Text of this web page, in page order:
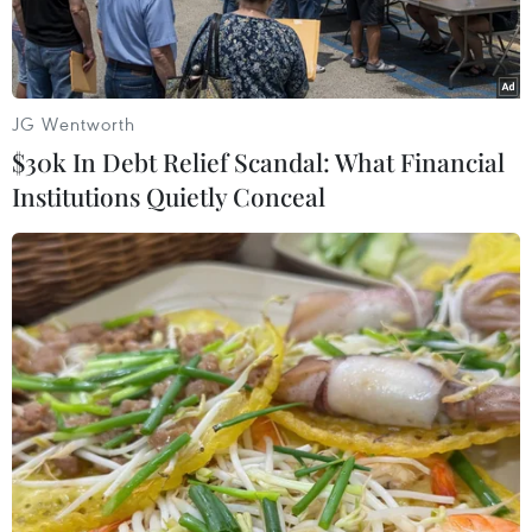
Thủ tướng Canada Stephen Harper (phải) và Tổng thống Pháp
Francois Hollande. (Nguồn: huffingtonpost.ca)
Ngày 4/2, Bộ trưởng Quốc phòng Canada Rob
Nicholson và người đồng cấp Pháp Jean-Yves Le
Drian đã ký kết một hiệp định kỹ thuật về việc
JG Wentworth
$30k In Debt Relief Scandal: What Financial
Institutions Quietly Conceal